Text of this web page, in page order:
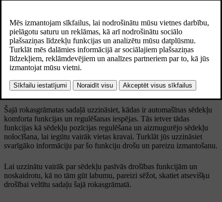
Automašīnas sēdekļi ir aprīkoti ar dažādām funkcijām, kas
nodrošina komfortu, drošību un pielāgojamību.
Šajā rokasgrāmatas sadaļā uzzināsiet, kādas ir automašīnas sēdekļu
komforta funkcijas un regulēšanas iespējas. Tās ietver tādas
funkcijas kā sēdekļu pozīcijas regulēšana un aizmugurējo sēdekļu
nolocīšana, lai iegūtu vairāk vietas kravai. Turklāt jūs uzzināsiet
svarīgāko informāciju par šo funkciju drošu un pareizu izmantošanu.
Lai uzzinātu vairāk par sēdekļu pasīvās drošības funkcijām un
noskaidrotu, kā no tām gūt labumu, pareizi sēžot, skatiet atsevišķu
drošībai veltītu sadaļu šajā rokasgrāmatā.